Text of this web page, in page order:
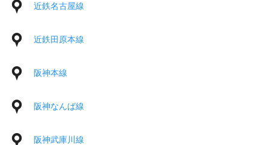
近鉄名古屋線
近鉄田原本線
阪神本線
阪神なんば線
阪神武庫川線